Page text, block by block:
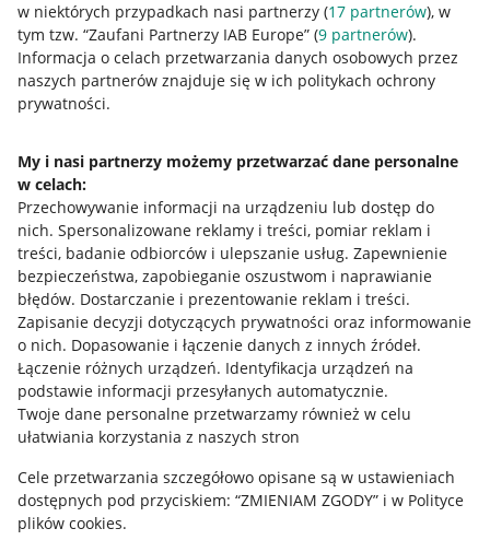
w niektórych przypadkach nasi partnerzy (17 partnerów), w
tym tzw. “Zaufani Partnerzy IAB Europe” (9 partnerów).
Informacja o celach przetwarzania danych osobowych przez
naszych partnerów znajduje się w ich politykach ochrony
prywatności.
My i nasi partnerzy możemy przetwarzać dane personalne
w celach:
Przechowywanie informacji na urządzeniu lub dostęp do
nich. Spersonalizowane reklamy i treści, pomiar reklam i
treści, badanie odbiorców i ulepszanie usług. Zapewnienie
bezpieczeństwa, zapobieganie oszustwom i naprawianie
błędów. Dostarczanie i prezentowanie reklam i treści.
Zapisanie decyzji dotyczących prywatności oraz informowanie
o nich. Dopasowanie i łączenie danych z innych źródeł.
Łączenie różnych urządzeń. Identyfikacja urządzeń na
podstawie informacji przesyłanych automatycznie.
Twoje dane personalne przetwarzamy również w celu
ułatwiania korzystania z naszych stron
Cele przetwarzania szczegółowo opisane są w ustawieniach
dostępnych pod przyciskiem: “ZMIENIAM ZGODY” i w Polityce
plików cookies.
Przydatne informacje
Jak to działa
Allegro Gadane dla sprzedających
Allegro Gadane dla kupujących
Mapa miejscowości
Informacje prawne
Regulamin
Polityka plików "cookies"
Ustawienia plików "cookies"
Udostępnianie lokalizacji
Informacje dla Aktu o Usługach Cyfrowych